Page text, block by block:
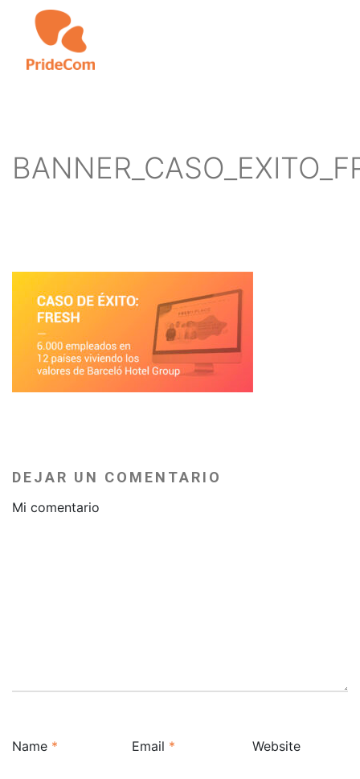
content
DEJAR UN COMENTARIO
Mi comentario
Name * Email * Website